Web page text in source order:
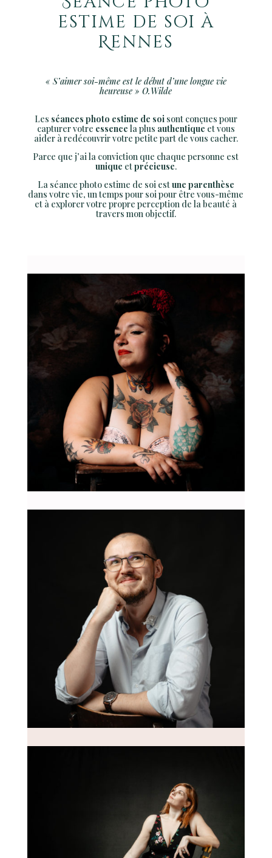
estime de soi à
Rennes
« S’aimer soi-même est le début d’une longue vie
heureuse » O.Wilde
Les séances photo estime de soisont conçues pour
capturer votre essence la plus authentique et vous
aider à redécouvrir votre petite part de vous cacher.
Parce que j’ai la conviction que chaque personne est
unique etprécieuse.
La séance photo estime de soi estune parenthèse
dans votre vie, un temps pour soi pour être vous-même
et à explorer votre propre perception de la beauté à
travers mon objectif.